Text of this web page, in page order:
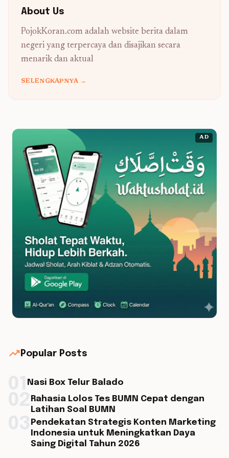
About Us
PojokKoran.com adalah website berita dalam
negeri yang terpercaya dan disajikan secara
menarik dan aktual
SELENGKAPNYA →
AD
trending_up Popular Posts
Nasi Box Telur Balado
Rahasia Lolos Tes BUMN Cepat dengan
Latihan Soal BUMN
Pendekatan Strategis Konten Marketing
Indonesia untuk Meningkatkan Daya
Saing Digital Tahun 2026